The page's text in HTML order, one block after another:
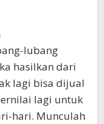
lubang
hasilkan dari
lagi bisa dijual
lagi untuk
hari. Munculah